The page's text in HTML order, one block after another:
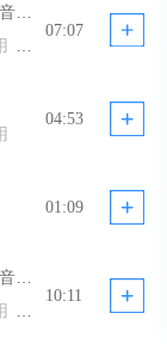
中国音乐家大系,北京中国古典乐团,张福全
07:07
04:53
01:09
中国音乐家大系,杨秀明,中央交响乐团,胡炳旭
10:11